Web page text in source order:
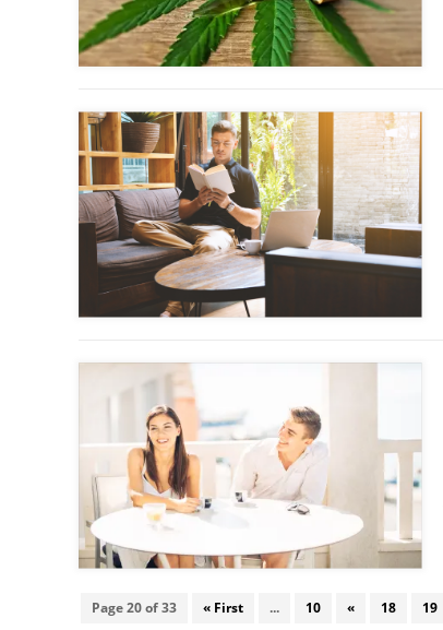
Page 20 of 33 « First ... 10 « 18 19